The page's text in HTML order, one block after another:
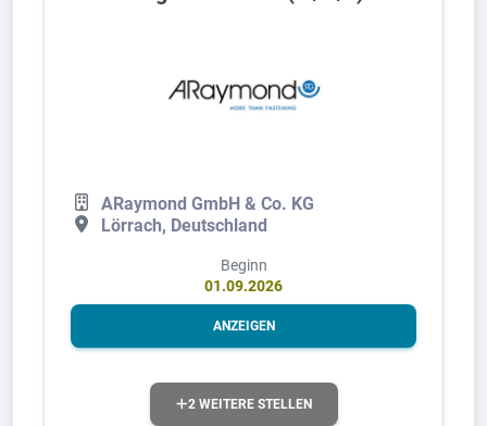
ARaymond GmbH & Co. KG
Lörrach, Deutschland
Beginn
01.09.2026
ANZEIGEN
2 WEITERE STELLEN